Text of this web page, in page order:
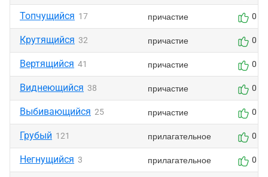
Топчущийся 17 причастие 0
Крутящийся 32 причастие 0
Вертящийся 41 причастие 0
Виднеющийся 38 причастие 0
Выбивающийся 25 причастие 0
Грубый 121 прилагательное 0
Негнущийся 3 прилагательное 0